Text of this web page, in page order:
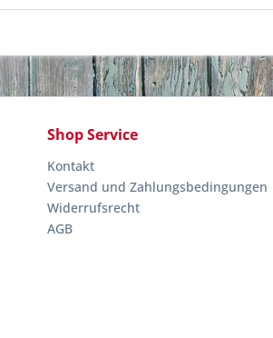
Shop Service
Kontakt
Versand und Zahlungsbedingungen
Widerrufsrecht
AGB